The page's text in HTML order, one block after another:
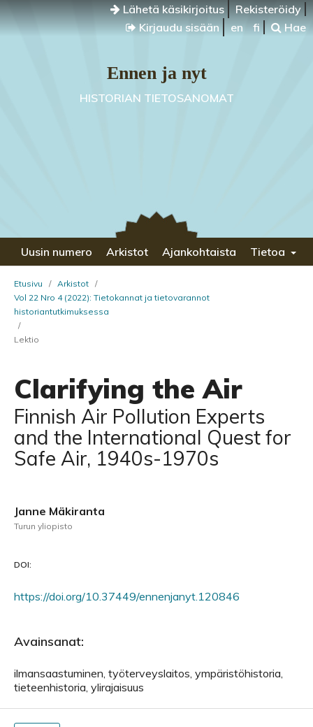
Lähetä käsikirjoitus
Rekisteröidy
Kirjaudu sisään
en fi Hae
Ennen ja nyt
HISTORIAN TIETOSANOMAT
Uusin numero Arkistot Ajankohtaista Tietoa
Etusivu / Arkistot /
Vol 22 Nro 4 (2022): Tietokannat ja tietovarannot
historiantutkimuksessa
/
Lektio
Clarifying the Air
Finnish Air Pollution Experts
and the International Quest for
Safe Air, 1940s-1970s
Janne Mäkiranta
Turun yliopisto
DOI:
https://doi.org/10.37449/ennenjanyt.120846
Avainsanat:
ilmansaastuminen, työterveyslaitos, ympäristöhistoria,
tieteenhistoria, ylirajaisuus